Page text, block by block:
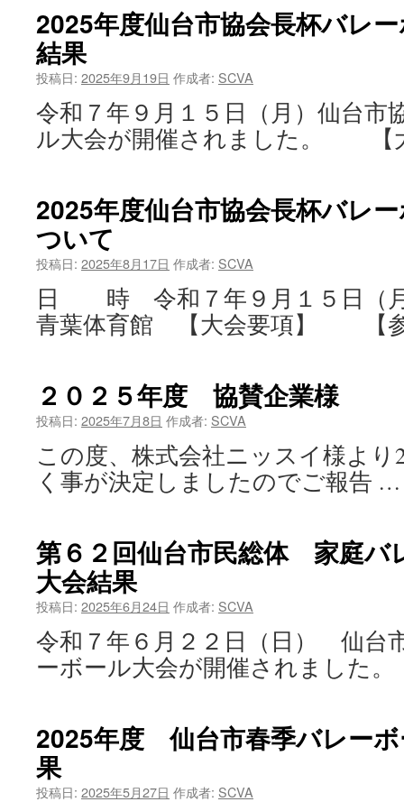
2025年度仙台市協会長杯バレ
結果
投稿日: 2025年9月19日 作成者: SCVA
令和７年９月１５日（月）仙台市
ル大会が開催されました。
2025年度仙台市協会長杯バレ
ついて
投稿日: 2025年8月17日 作成者: SCVA
日 時 令和７年９月１５日（
青葉体育館 【大会要項】 【
２０２５年度 協賛企業様
投稿日: 2025年7月8日 作成者: SCVA
この度、株式会社ニッスイ様より
く事が決定しましたのでご報告
第６２回仙台市民総体 家庭
大会結果
投稿日: 2025年6月24日 作成者: SCVA
令和７年６月２２日（日） 仙台
ーボール大会が開催されまし
2025年度 仙台市春季バレー
果
投稿日: 2025年5月27日 作成者: SCVA